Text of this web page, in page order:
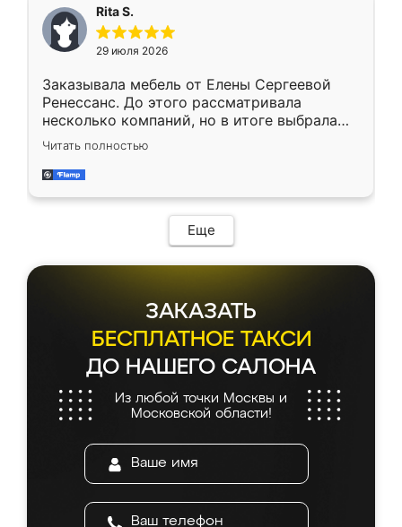
каких-либо доработок. Качеством осталась
довольна, все выглядит так, как и ожидала.
Rita S.
29 июля 2026
Заказывала мебель от Елены Сергеевой
Ренессанс. До этого рассматривала
несколько компаний, но в итоге выбрала
эту. Сначала обговорили условия, потом
приехал замерщик, всё спокойно объяснил
и снял размеры. Изготовили в срок, с
мебель сразу встала на свое место без
каких-либо доработок. Качеством осталась
довольна, все выглядит так, как и ожидала.
Читать полностью
Еще
ЗАКАЗАТЬ
БЕСПЛАТНОЕ ТАКСИ
ДО НАШЕГО САЛОНА
Из любой точки Москвы и
Московской области!